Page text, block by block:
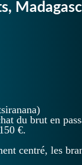
du brut en
€.
centré, les